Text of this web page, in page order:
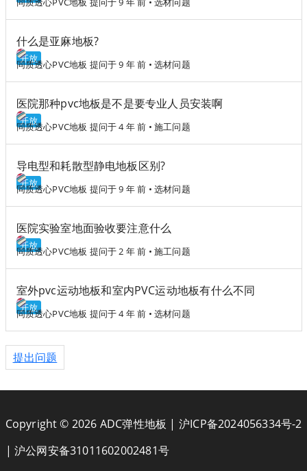
什么是亚麻地板?
开放
同质透心PVC地板 提问于 9 年 前 • 选材问题
医院那种pvc地板是不是要专业人员安装啊
开放
同质透心PVC地板 提问于 4 年 前 • 施工问题
导电型和耗散型静电地板区别?
开放
同质透心PVC地板 提问于 9 年 前 • 选材问题
医院实验室地面验收要注意什么
开放
同质透心PVC地板 提问于 2 年 前 • 施工问题
室外pvc运动地板和室内PVC运动地板有什么不同
开放
同质透心PVC地板 提问于 4 年 前 • 选材问题
提出问题
Copyright © 2026 ADC弹性地板 | 沪ICP备2024056334号-2
| 沪公网安备31011602002481号